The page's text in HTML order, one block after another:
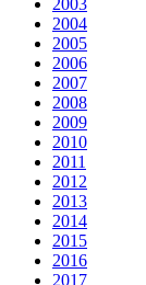
2003
2004
2005
2006
2007
2008
2009
2010
2011
2012
2013
2014
2015
2016
2017